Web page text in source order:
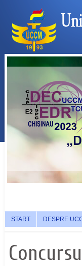
START DESPRE